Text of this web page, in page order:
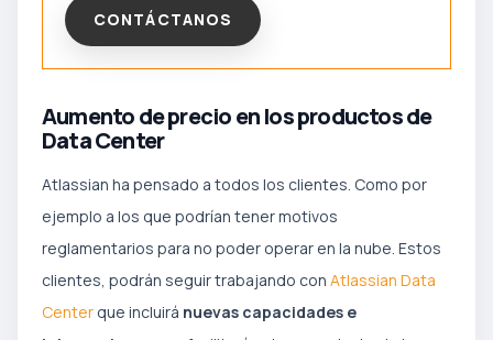
CONTÁCTANOS
Aumento de precio en los productos de
Data Center
Atlassian ha pensado a todos los clientes. Como por
ejemplo a los que podrían tener motivos
reglamentarios para no poder operar en la nube. Estos
clientes, podrán seguir trabajando con Atlassian Data
Center que incluirá nuevas capacidades e